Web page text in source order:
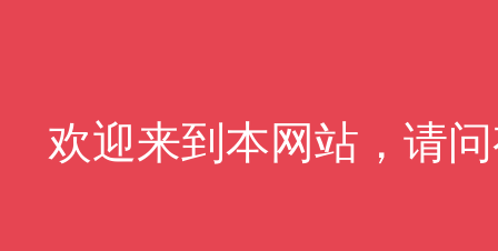
欢迎来到本网站，请